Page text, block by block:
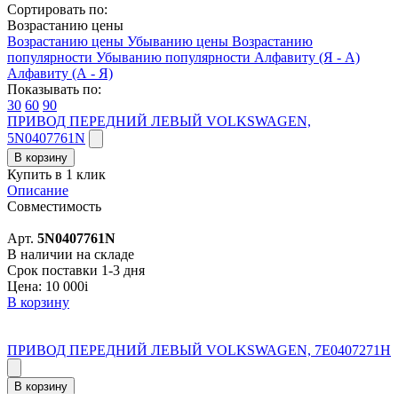
Сортировать по:
Возрастанию цены
Возрастанию цены Убыванию цены Возрастанию
популярности Убыванию популярности Алфавиту (Я - А)
Алфавиту (А - Я)
Показывать по:
30 60 90
ПРИВОД ПЕРЕДНИЙ ЛЕВЫЙ VOLKSWAGEN,
5N0407761N
В корзину
Купить в 1 клик
Описание
Совместимость
Арт. 5N0407761N
В наличии на складе
Срок поставки 1-3 дня
Цена: 10 000i
В корзину
ПРИВОД ПЕРЕДНИЙ ЛЕВЫЙ VOLKSWAGEN, 7E0407271H
В корзину